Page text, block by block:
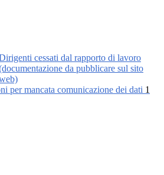
cessati dal rapporto di lavoro
da pubblicare sul sito
per mancata comunicazione dei dati 1